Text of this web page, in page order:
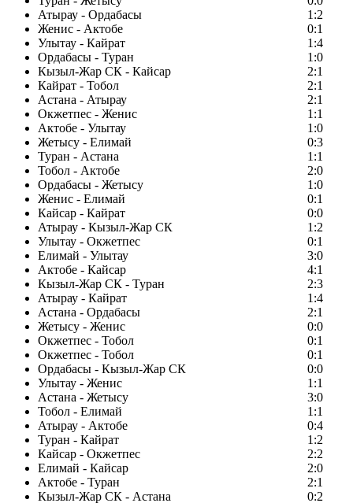
Атырау - Ордабасы
1:2
Женис - Актобе
0:1
Улытау - Кайрат
1:4
Ордабасы - Туран
1:0
Кызыл-Жар СК - Кайсар
2:1
Кайрат - Тобол
2:1
Астана - Атырау
2:1
Окжетпес - Женис
1:1
Актобе - Улытау
1:0
Жетысу - Елимай
0:3
Туран - Астана
1:1
Тобол - Актобе
2:0
Ордабасы - Жетысу
1:0
Женис - Елимай
0:1
Кайсар - Кайрат
0:0
Атырау - Кызыл-Жар СК
1:2
Улытау - Окжетпес
0:1
Елимай - Улытау
3:0
Актобе - Кайсар
4:1
Кызыл-Жар СК - Туран
2:3
Атырау - Кайрат
1:4
Астана - Ордабасы
2:1
Жетысу - Женис
0:0
Окжетпес - Тобол
0:1
Окжетпес - Тобол
0:1
Ордабасы - Кызыл-Жар СК
0:0
Улытау - Женис
1:1
Астана - Жетысу
3:0
Тобол - Елимай
1:1
Атырау - Актобе
0:4
Туран - Кайрат
1:2
Кайсар - Окжетпес
2:2
Елимай - Кайсар
2:0
Актобе - Туран
2:1
Кызыл-Жар СК - Астана
0:2